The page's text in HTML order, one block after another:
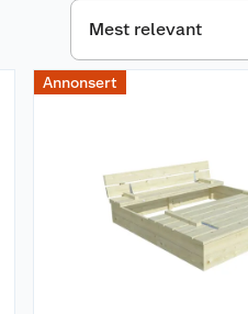
Annonsert